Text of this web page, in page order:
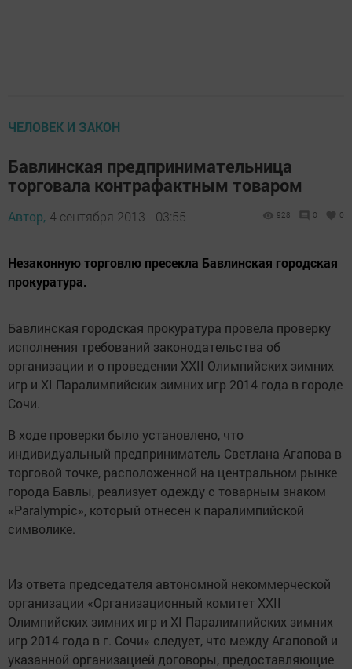
ЧЕЛОВЕК И ЗАКОН
Бавлинская предпринимательница
торговала контрафактным товаром
Автор, 4 сентября 2013 - 03:55 928 0 0
Незаконную торговлю пресекла Бавлинская городская
прокуратура.
Бавлинская городская прокуратура провела проверку
исполнения требований законодательства об
организации и о проведении XXII Олимпийских зимних
игр и XI Паралимпийских зимних игр 2014 года в городе
Сочи.
В ходе проверки было установлено, что
индивидуальный предприниматель Светлана Агапова в
торговой точке, расположенной на центральном рынке
города Бавлы, реализует одежду с товарным знаком
«Paralympic», который отнесен к паралимпийской
символике.
Из ответа председателя автономной некоммерческой
организации «Организационный комитет XXII
Олимпийских зимних игр и XI Паралимпийских зимних
игр 2014 года в г. Сочи» следует, что между Агаповой и
указанной организацией договоры, предоставляющие